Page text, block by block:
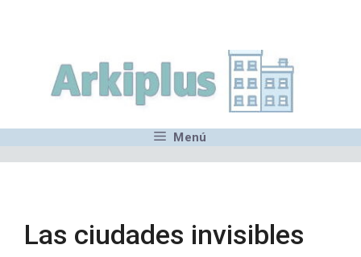
contenido
Menú
Las ciudades invisibles